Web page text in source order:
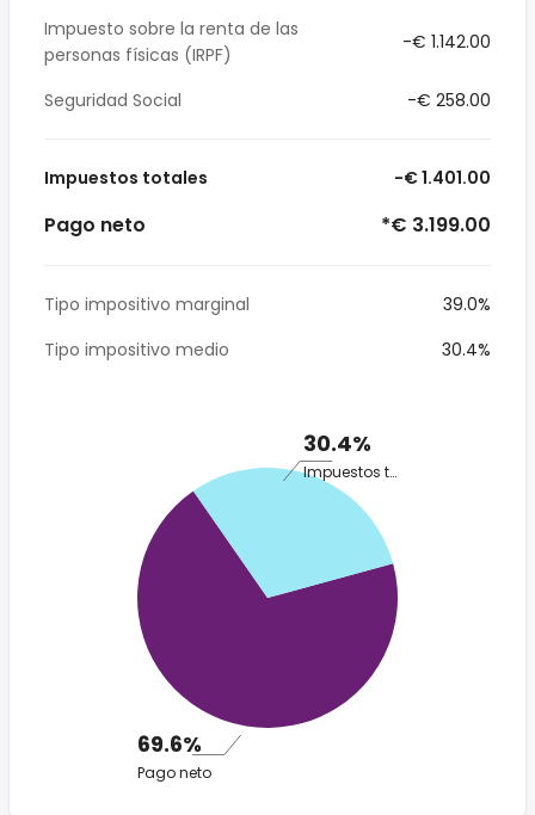
Impuesto sobre la renta de las
personas físicas (IRPF)
-€ 1.142.00
Seguridad Social -€ 258.00
Impuestos totales -€ 1.401.00
Pago neto *€ 3.199.00
Tipo impositivo marginal
39.0%
Tipo impositivo medio
30.4%
30.4%
Impuestos totales
69.6%
Pago neto